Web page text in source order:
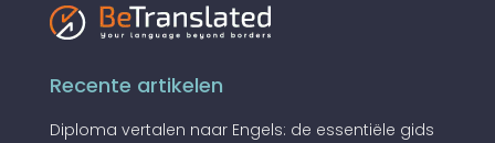
Recente artikelen
Diploma vertalen naar Engels: de essentiële gids